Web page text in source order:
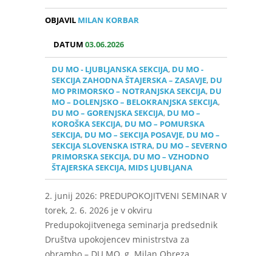
OBJAVIL MILAN KORBAR
DATUM03.06.2026
DU MO - LJUBLJANSKA SEKCIJA, DU MO -
SEKCIJA ZAHODNA ŠTAJERSKA – ZASAVJE, DU
MO PRIMORSKO – NOTRANJSKA SEKCIJA, DU
MO – DOLENJSKO – BELOKRANJSKA SEKCIJA,
DU MO – GORENJSKA SEKCIJA, DU MO –
KOROŠKA SEKCIJA, DU MO – POMURSKA
SEKCIJA, DU MO – SEKCIJA POSAVJE, DU MO –
SEKCIJA SLOVENSKA ISTRA, DU MO – SEVERNO
PRIMORSKA SEKCIJA, DU MO – VZHODNO
ŠTAJERSKA SEKCIJA, MIDS LJUBLJANA
2. junij 2026: PREDUPOKOJITVENI SEMINAR V
torek, 2. 6. 2026 je v okviru
Predupokojitvenega seminarja predsednik
Društva upokojencev ministrstva za